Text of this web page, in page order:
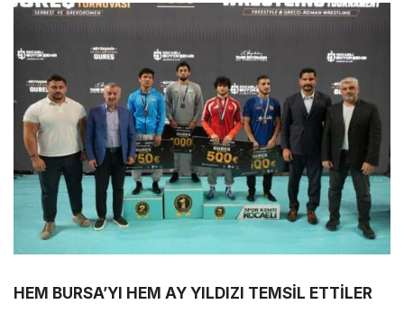
HEM BURSA’YI HEM AY YILDIZI TEMSİL ETTİLER